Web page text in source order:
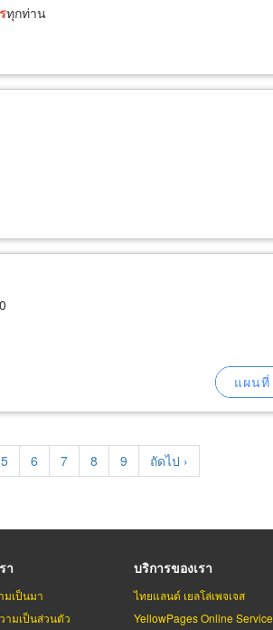
ทุกท่าน
Page
5 Page
6 Page
7 Page
8 Page
9
Next
page
ถัดไป ›
า
มเป็นมา
ามเป็นส่วนตัว
บริการของเรา
ไทยแลนด์ เยลโล่เพจเจส
YellowPages Online Service